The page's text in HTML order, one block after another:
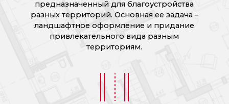
предназначенный для благоустройства
разных территорий. Основная ее задача –
ландшафтное оформление и придание
привлекательного вида разным
территориям.